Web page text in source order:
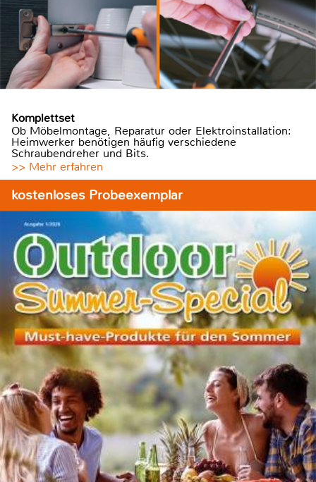
Komplettset
Ob Möbelmontage, Reparatur oder Elektroinstallation:
Heimwerker benötigen häufig verschiedene
Schraubendreher und Bits.
>> Mehr erfahren
kostenloses Probeexemplar